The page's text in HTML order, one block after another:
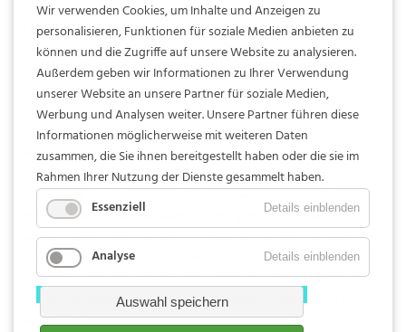
FOBOHA Würfeltechnik
Das Kernstück des Werkzeugs rotiert in 90°-Schritten, was
mehrere Produktionsschritte gleichzeitig ermöglicht. Die hohe
Variabilität dieses Verfahrens bietet höhere
Produktionsleistungen bei deutlich kürzeren Zyklen.
In-Mold-Assembling
Eine spezielle Variante der Würfeltechnik ist das In-Mold-
Assembling (IMA). Bei diesem Verfahren werden die vier Stationen
des Würfels in einer speziellen Abfolge genutzt. Auf Station 1
werden gleichzeitig zwei unterschiedliche Teile gespritzt. Auf
Station 2 ist eine Montage mit höchster Präzision sowohl
innerhalb als auch außerhalb des Systems möglich. Auf Station 3
werden die Teile überspritzt und auf Station 4 entnommen oder
ausgeworfen.
Wir verwenden Cookies, um Inhalte und Anzeigen zu
personalisieren, Funktionen für soziale Medien anbieten zu
können und die Zugriffe auf unsere Website zu analysieren.
Außerdem geben wir Informationen zu Ihrer Verwendung
unserer Website an unsere Partner für soziale Medien,
Werbung und Analysen weiter. Unsere Partner führen diese
Informationen möglicherweise mit weiteren Daten
zusammen, die Sie ihnen bereitgestellt haben oder die sie im
Rahmen Ihrer Nutzung der Dienste gesammelt haben.
Essenziell
Details einblenden
Analyse Details einblenden
Auswahl speichern